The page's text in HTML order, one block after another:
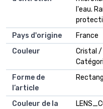
l'eau.
Pays d'origine
France
Couleur
Cristal /
Forme de
l’article
Couleur de la